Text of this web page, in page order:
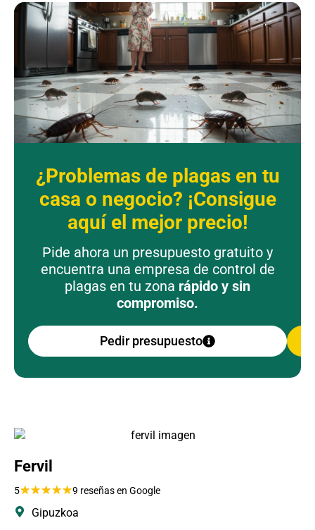
¿Problemas de plagas en tu
casa o negocio? ¡Consigue
aquí el mejor precio!
Pide ahora un presupuesto gratuito y
encuentra una empresa de control de
plagas en tu zona rápido y sin
compromiso.
Pedir presupuesto
Fervil
5★★★★★9 reseñas en Google
Gipuzkoa